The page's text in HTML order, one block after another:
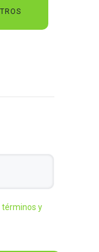
términos y